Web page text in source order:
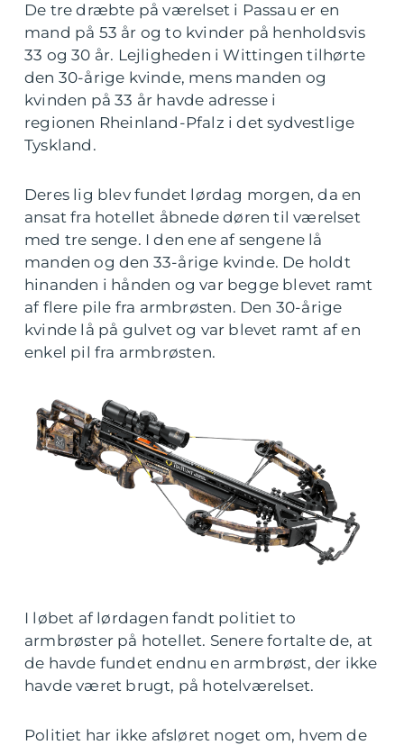
De tre dræbte på værelset i Passau er en
mand på 53 år og to kvinder på henholdsvis
33 og 30 år. Lejligheden i Wittingen tilhørte
den 30-årige kvinde, mens manden og
kvinden på 33 år havde adresse i
regionen Rheinland-Pfalz i det sydvestlige
Tyskland.
Deres lig blev fundet lørdag morgen, da en
ansat fra hotellet åbnede døren til værelset
med tre senge. I den ene af sengene lå
manden og den 33-årige kvinde. De holdt
hinanden i hånden og var begge blevet ramt
af flere pile fra armbrøsten. Den 30-årige
kvinde lå på gulvet og var blevet ramt af en
enkel pil fra armbrøsten.
I løbet af lørdagen fandt politiet to
armbrøster på hotellet. Senere fortalte de, at
de havde fundet endnu en armbrøst, der ikke
havde været brugt, på hotelværelset.
Politiet har ikke afsløret noget om, hvem de